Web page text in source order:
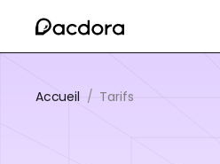
Accueil / Tarifs